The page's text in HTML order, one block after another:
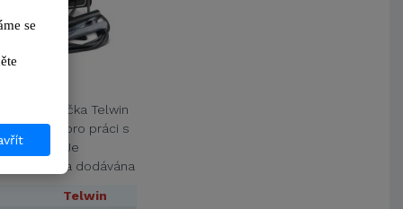
trafosvářečka Telwin
je určená pro práci s
Je
a dodávána
Telwin
se